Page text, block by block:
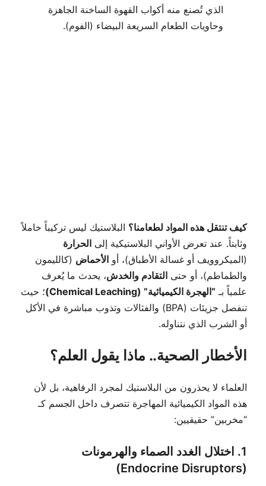
الذي تُصنع منه أكواب القهوة الساخنة الجاهزة
وحاويات الطعام السريعة البيضاء (الفوم).
كيف تنتقل هذه المواد لطعامنا؟ البلاستيك ليس تركيباً خاملاً
وثابتاً. عند تعرض الأواني البلاستيكية إلى الحرارة
(الميكروويف أو غسالة الأطباق)، أو الأحماض (كالليمون
والطماطم)، أو حتى التقادم والخدش، يحدث ما يُعرف
علمياً بـ “الهجرة الكيميائية” (Chemical Leaching)
؛ حيث
تنفصل جزيئات (BPA) والفثالات وتذوب مباشرة في الأكل
أو الشرب الذي نتناوله.
الأخطار الصحية.. ماذا يقول العلم؟
العلماء لا يحذرون من البلاستيك لمجرد الرفاهية، بل لأن
هذه المواد الكيميائية المهاجرة تتصرف داخل الجسم كـ
“مخربين” حقيقيين:
1. اختلال الغدد الصماء والهرمونات
(Endocrine Disruptors)